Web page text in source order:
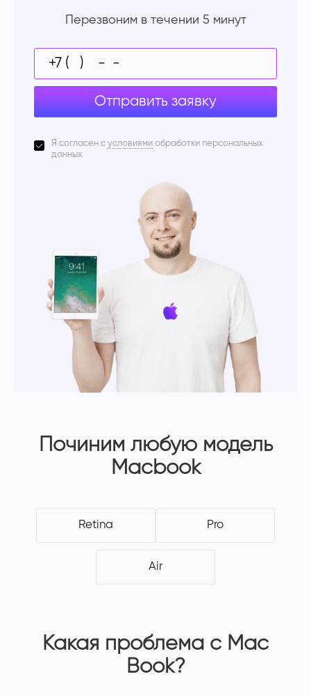
Перезвоним в течении 5 минут
Отправить заявку
Я согласен с условиями обработки персональных
данных
Починим любую модель
Macbook
Retina Pro
Air
Какая проблема с Mac
Book?